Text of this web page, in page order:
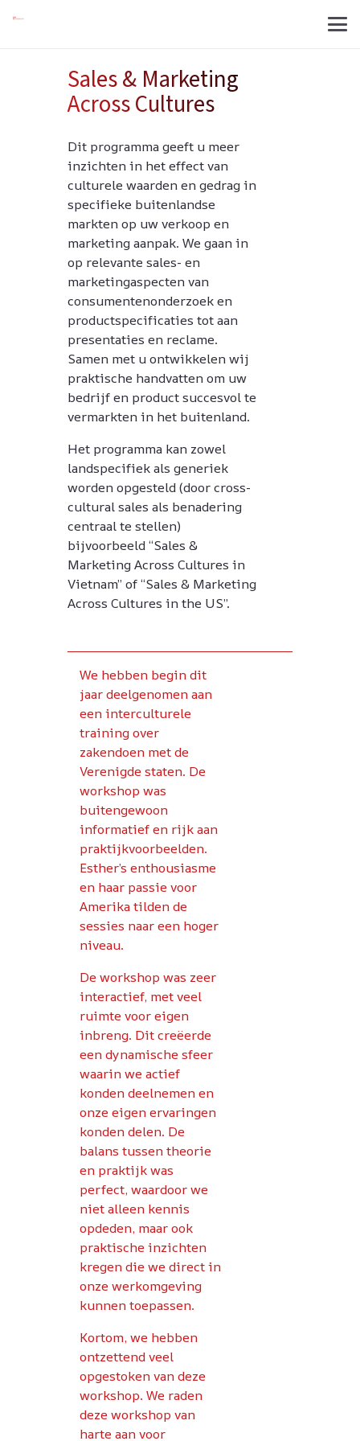
Sales & Marketing
Across Cultures
Dit programma geeft u meer
inzichten in het effect van
culturele waarden en gedrag in
specifieke buitenlandse
markten op uw verkoop en
marketing aanpak. We gaan in
op relevante sales- en
marketingaspecten van
consumentenonderzoek en
productspecificaties tot aan
presentaties en reclame.
Samen met u ontwikkelen wij
praktische handvatten om uw
bedrijf en product succesvol te
vermarkten in het buitenland.
Het programma kan zowel
landspecifiek als generiek
worden opgesteld (door cross-
cultural sales als benadering
centraal te stellen)
bijvoorbeeld “Sales &
Marketing Across Cultures in
Vietnam” of “Sales & Marketing
Across Cultures in the US”.
We hebben begin dit
jaar deelgenomen aan
een interculturele
training over
zakendoen met de
Verenigde staten. De
workshop was
buitengewoon
informatief en rijk aan
praktijkvoorbeelden.
Esther’s enthousiasme
en haar passie voor
Amerika tilden de
sessies naar een hoger
niveau.
De workshop was zeer
interactief, met veel
ruimte voor eigen
inbreng. Dit creëerde
een dynamische sfeer
waarin we actief
konden deelnemen en
onze eigen ervaringen
konden delen. De
balans tussen theorie
en praktijk was
perfect, waardoor we
niet alleen kennis
opdeden, maar ook
praktische inzichten
kregen die we direct in
onze werkomgeving
kunnen toepassen.
Kortom, we hebben
ontzettend veel
opgestoken van deze
workshop. We raden
deze workshop van
harte aan voor